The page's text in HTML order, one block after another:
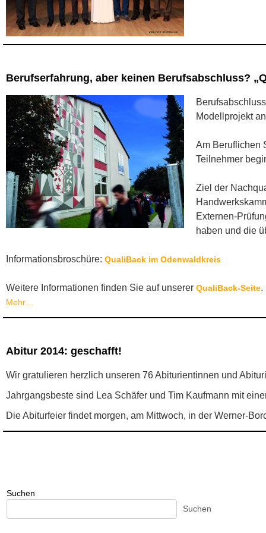
Berufserfahrung, aber keinen Berufsabschluss?
Modellprojekt
Am Beruflichen
Teilnehmer
Ziel der
Externen-
haben und die
Informationsbroschüre: QualiBack im Odenwaldkreis
Weitere Informationen finden Sie auf unserer QualiBack-Seite.
Mehr…
Abitur 2014: geschafft!
Wir gratulieren herzlich unseren 76 Abiturientinnen und
Jahrgangsbeste sind Lea Schäfer und Tim Kaufmann mit
Die Abiturfeier findet morgen, am Mittwoch, in der Werner-
Suchen
Suchen